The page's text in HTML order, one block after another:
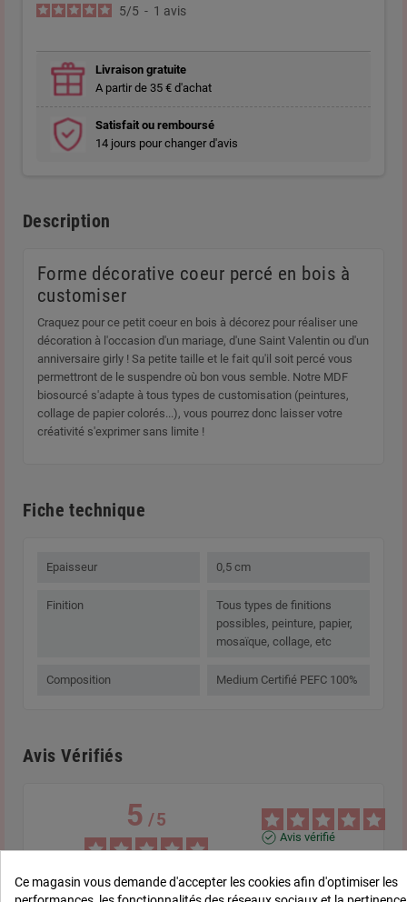
5/5 - 1 avis
Livraison gratuite
A partir de 35 € d'achat
Satisfait ou remboursé
14 jours pour changer d'avis
Description
Forme décorative coeur percé en bois à
customiser
Craquez pour ce petit coeur en bois à décorez pour réaliser une
décoration à l'occasion d'un mariage, d'une Saint Valentin ou d'un
anniversaire girly ! Sa petite taille et le fait qu'il soit percé vous
permettront de le suspendre où bon vous semble. Notre MDF
biosourcé s'adapte à tous types de customisation (peintures,
collage de papier colorés...), vous pourrez donc laisser votre
créativité s'exprimer sans limite !
Fiche technique
Epaisseur 0,5 cm
Finition
Tous types de finitions
possibles, peinture, papier,
mosaïque, collage, etc
Composition Medium Certifié PEFC 100%
Avis Vérifiés
5/5
Avis vérifié
Ils sont parfaits.
Ce magasin vous demande d'accepter les cookies afin d'optimiser les